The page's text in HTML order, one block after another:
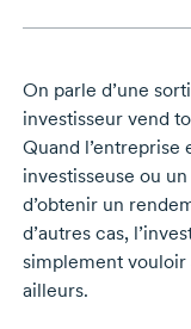
On parle d’une
investisseur vend
Quand l’entreprise
investisseuse ou
d’obtenir un
d’autres cas,
simplement
ailleurs.